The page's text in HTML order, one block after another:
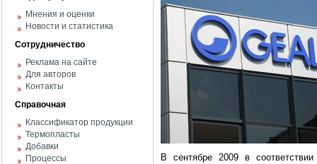
Мнения и оценки
Новости и статистика
Сотрудничество
Реклама на сайте
Для авторов
Контакты
Справочная
Классификатор продукции
Термопласты
Добавки
Процессы
В сентябре 2009 в